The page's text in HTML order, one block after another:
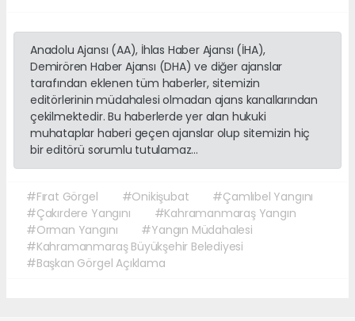
Anadolu Ajansı (AA), İhlas Haber Ajansı (İHA),
Demirören Haber Ajansı (DHA) ve diğer ajanslar
tarafından eklenen tüm haberler, sitemizin
editörlerinin müdahalesi olmadan ajans kanallarından
çekilmektedir. Bu haberlerde yer alan hukuki
muhataplar haberi geçen ajanslar olup sitemizin hiç
bir editörü sorumlu tutulamaz...
#Fırat Görgel #Onikişubat
#Çamlıbel Yangını
#Çakırdere Yangını
#Kahramanmaraş Yangın
#Orman Yangını
#Yangın Müdahalesi
#Kahramanmaraş Büyükşehir Belediyesi
#Başkan Görgel Açıklama